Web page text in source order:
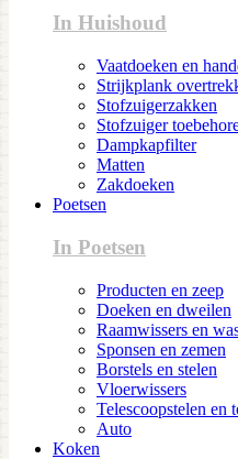
In Huishoud
Vaatdoeken en
Strijkplank
Stofzuigerzakken
Stofzuiger
Dampkapfilter
Matten
Zakdoeken
Poetsen
In Poetsen
Producten en zeep
Doeken en dweilen
Raamwissers en
Sponsen en zemen
Borstels en stelen
Vloerwissers
Telescoopstelen en
Auto
Koken